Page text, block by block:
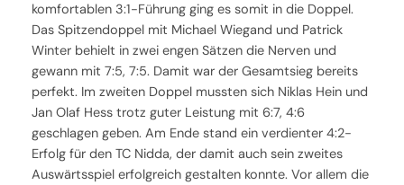
komfortablen 3:1-Führung ging es somit in die Doppel.
Das Spitzendoppel mit Michael Wiegand und Patrick
Winter behielt in zwei engen Sätzen die Nerven und
gewann mit 7:5, 7:5. Damit war der Gesamtsieg bereits
perfekt. Im zweiten Doppel mussten sich Niklas Hein und
Jan Olaf Hess trotz guter Leistung mit 6:7, 4:6
geschlagen geben. Am Ende stand ein verdienter 4:2-
Erfolg für den TC Nidda, der damit auch sein zweites
Auswärtsspiel erfolgreich gestalten konnte. Vor allem die